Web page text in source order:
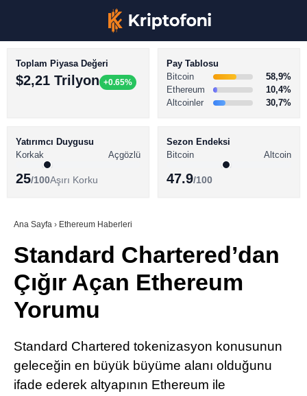
Youtube
TikTok
LinkedIn
BİTCOİN HABERLERİ
ALTCOİN HABERLERİ
SÖZLÜK
Toplam Piyasa Değeri
$2,21 Trilyon +0.65%
Pay Tablosu
Bitcoin
58,9%
Ethereum
10,4%
Altcoinler
30,7%
Yatırımcı Duygusu
Korkak
Açgözlü
25/100Aşırı Korku
Sezon Endeksi
Bitcoin
Altcoin
47.9/100
Ana Sayfa › Ethereum Haberleri
Standard Chartered’dan
Çığır Açan Ethereum
Yorumu
Standard Chartered tokenizasyon konusunun
geleceğin en büyük büyüme alanı olduğunu
ifade ederek altyapının Ethereum ile